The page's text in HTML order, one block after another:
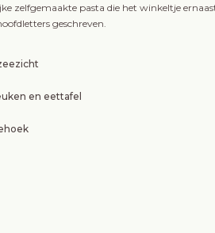
zelfgemaakte pasta die het winkeltje
geschreven.
en eettafel